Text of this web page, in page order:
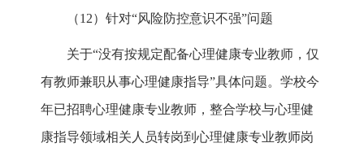
（12）针对“风险防控意识不强”问题
关于“没有按规定配备心理健康专业教师，仅
有教师兼职从事心理健康指导”具体问题。学校今
年已招聘心理健康专业教师，整合学校与心理健
康指导领域相关人员转岗到心理健康专业教师岗